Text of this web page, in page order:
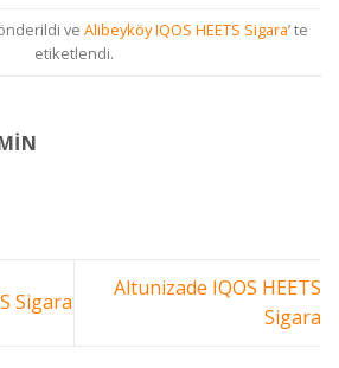
ve Alibeyköy IQOS HEETS Sigara’ te
etiketlendi.
Sigara
Altunizade IQOS HEETS
Sigara